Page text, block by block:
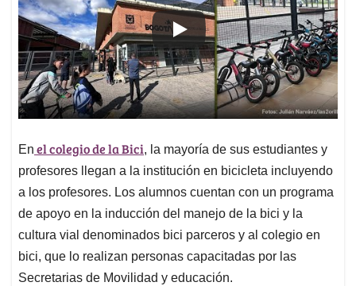
En el colegio de la Bici, la mayoría de sus estudiantes y
profesores llegan a la institución en bicicleta incluyendo
a los profesores. Los alumnos cuentan con un programa
de apoyo en la inducción del manejo de la bici y la
cultura vial denominados bici parceros y al colegio en
bici, que lo realizan personas capacitadas por las
Secretarias de Movilidad y educación.